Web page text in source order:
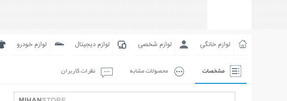
لوازم خانگی لوازم شخصی لوازم دیجیتال لوازم خودرو
مشخصات محصولات مشابه نظرات کاربران